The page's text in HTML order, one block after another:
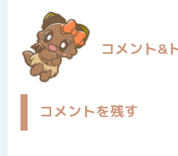
コメント&
コメントを残す